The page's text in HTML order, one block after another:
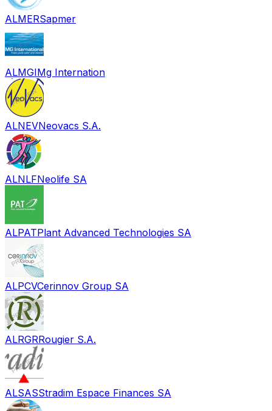
ALMERSapmer
ALMGIMg Internation
ALNEVNeovacs S.A.
ALNLFNeolife SA
ALPATPlant Advanced Technologies SA
ALPCVCerinnov Group SA
ALRGRRougier S.A.
ALSASStradim Espace Finances SA